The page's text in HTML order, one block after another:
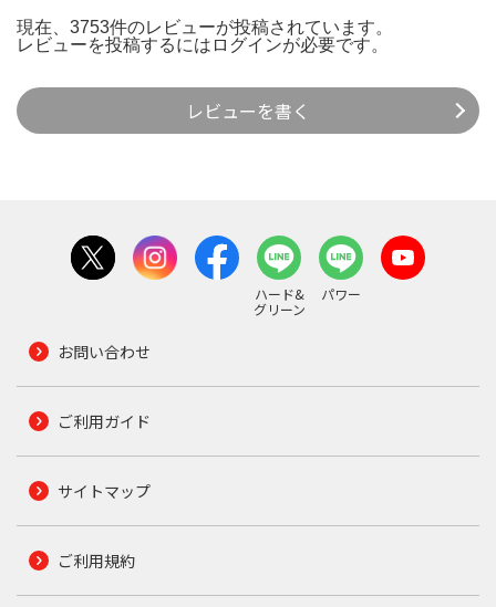
現在、3753件のレビューが投稿されています。
レビューを投稿するには ログインが必要です。
レビューを書く
ハード&
グリーン
パワー
お問い合わせ
ご利用ガイド
サイトマップ
ご利用規約